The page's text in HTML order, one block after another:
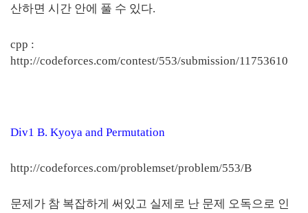
산하면 시간 안에 풀 수 있다.
cpp :
http://codeforces.com/contest/553/submission/11753610
Div1 B. Kyoya and Permutation
http://codeforces.com/problemset/problem/553/B
문제가 참 복잡하게 써있고 실제로 난 문제 오독으로 인